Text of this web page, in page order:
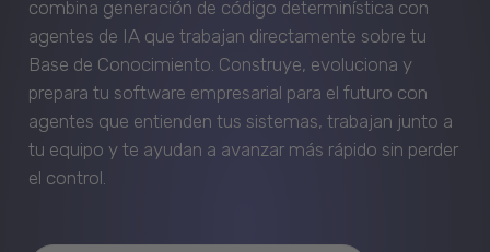
combina generación de código determinística con
agentes de IA que trabajan directamente sobre tu
Base de Conocimiento. Construye, evoluciona y
prepara tu software empresarial para el futuro con
agentes que entienden tus sistemas, trabajan junto a
tu equipo y te ayudan a avanzar más rápido sin perder
el control.